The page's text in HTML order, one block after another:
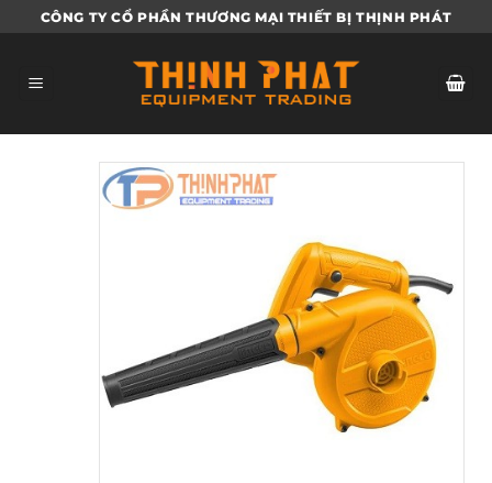
qua
dung
CÔNG TY CỔ PHẦN THƯƠNG MẠI THIẾT BỊ THỊNH PHÁT